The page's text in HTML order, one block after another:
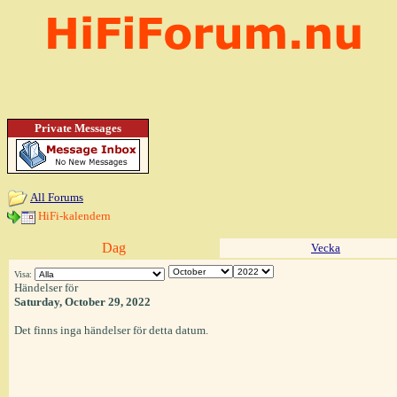
Private Messages
All Forums
HiFi-kalendern
Dag Vecka
Visa:
Händelser för
Saturday, October 29, 2022
Det finns inga händelser för detta datum.